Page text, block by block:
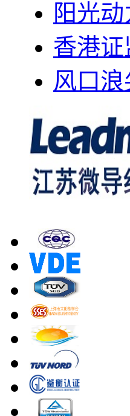
阳光
香港
风口